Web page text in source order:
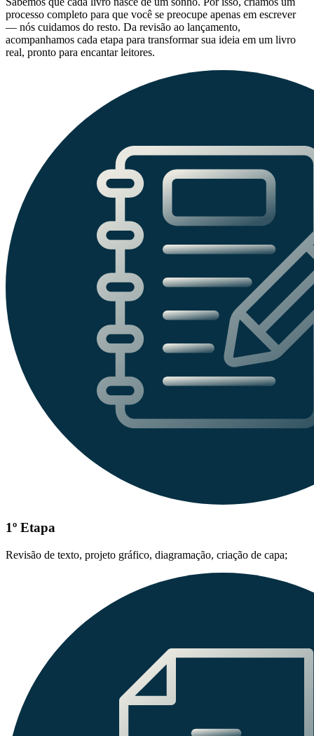
processo completo para que você se preocupe apenas em escrever
— nós cuidamos do resto. Da revisão ao lançamento,
acompanhamos cada etapa para transformar sua ideia em um livro
real, pronto para encantar leitores.
1º Etapa
Revisão de texto, projeto gráfico, diagramação, criação de capa;